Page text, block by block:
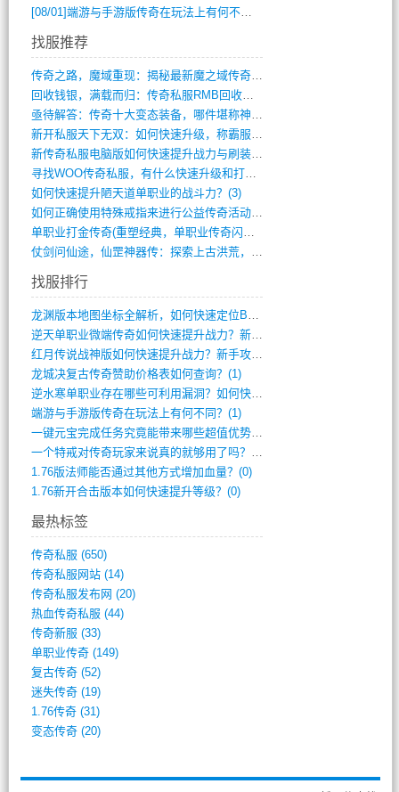
[08/01]端游与手游版传奇在玩法上有何不同？
找服推荐
传奇之路，魔域重现：揭秘最新魔之域传奇攻(712)
回收钱银，满载而归：传奇私服RMB回收装(548)
亟待解答：传奇十大变态装备，哪件堪称神器(347)
新开私服天下无双：如何快速升级，称霸服务(681)
新传奇私服电脑版如何快速提升战力与刷装备(835)
寻找WOO传奇私服，有什么快速升级和打宝(864)
如何快速提升陋天道单职业的战斗力？(3)
如何正确使用特殊戒指来进行公益传奇活动？(10)
单职业打金传奇(重塑经典，单职业传奇闪耀(10)
仗剑问仙途，仙罡神器传：探索上古洪荒，揭(813)
找服排行
龙渊版本地图坐标全解析，如何快速定位BO(3)
逆天单职业微端传奇如何快速提升战力？新手(2)
红月传说战神版如何快速提升战力？新手攻略(2)
龙城决复古传奇赞助价格表如何查询？(1)
逆水寒单职业存在哪些可利用漏洞？如何快速(1)
端游与手游版传奇在玩法上有何不同？(1)
一键元宝完成任务究竟能带来哪些超值优势？(0)
一个特戒对传奇玩家来说真的就够用了吗？(0)
1.76版法师能否通过其他方式增加血量？(0)
1.76新开合击版本如何快速提升等级？(0)
最热标签
传奇私服 (650)
传奇私服网站(14)
传奇私服发布网 (20)
热血传奇私服 (44)
传奇新服 (33)
单职业传奇(149)
复古传奇(52)
迷失传奇(19)
1.76传奇(31)
变态传奇(20)